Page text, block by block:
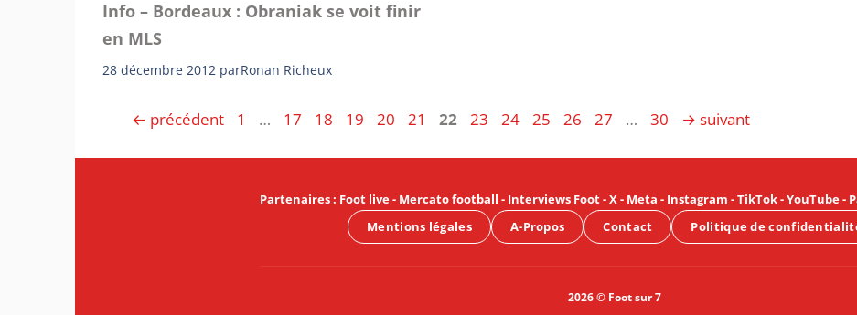
Info – Bordeaux : Obraniak se voit finir
en MLS
28 décembre 2012 parRonan Richeux
← précédent Page
1 … Page
17 Page
18 Page
19 Page
20 Page
21 Page
22 Page
23 Page
24 Page
25 Page
26 Page
27 … Page
30 → suivant
Partenaires: Foot live- Mercato football - Interviews Foot-X- Meta - Instagram -TikTok-YouTube-
Mentions légales
A-Propos Contact Politique de
2026 © Foot sur 7